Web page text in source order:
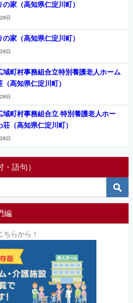
の家（高知県仁淀川町）
日
の家（高知県仁淀川町）
日
域町村事務組合立特別養護老人ホーム
（高知県仁淀川町）
日
域町村事務組合立 特別養護老人ホー
荘（高知県仁淀川町）
日
語句）
編
ちらから！